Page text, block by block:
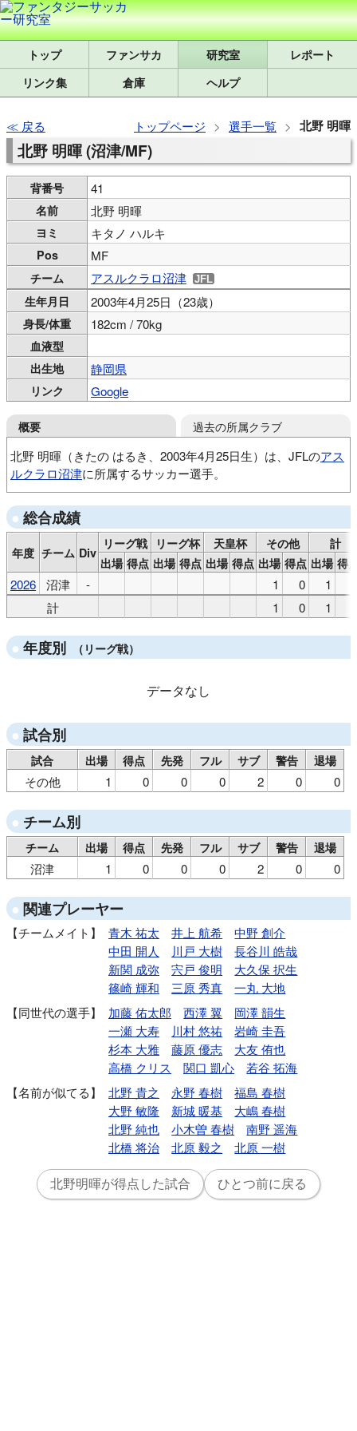
トップ 研究室
レポート
リンク集
倉庫 ヘルプ
戻る トップページ 選手一覧 北野 明暉
北野 明暉 (沼津/MF)
背番号 41
名前 北野 明暉
ヨミ キタノ ハルキ
Pos MF
チーム アスルクラロ沼津
生年月日 2003年4月25日（23歳）
身長/体重 182cm / 70kg
血液型
出生地
静岡県
リンク Google
概要
北野 明暉（きたの はるき、2003年4月25日生）は、JFLのアス
ルクラロ沼津に所属するサッカー選手。
過去の所属クラブ
山梨学院大
総合成績
年度 チーム Div
リーグ戦 リーグ杯 天皇杯 その他
計
出場 得点 出場 得点 出場 得点 出場 得点 出場 得
2026 沼津 - 1 0 1
計
1 0 1
年度別 （リーグ戦）
データなし
試合別
試合 出場 得点 先発 フル サブ 警告 退場
その他 1 0 0 0 2 0 0
チーム別
チーム 出場 得点 先発 フル サブ 警告 退場
沼津 1 0 0 0 2 0 0
関連プレーヤー
チームメイト 青木 祐太 井上 航希
中野 創介
中田 開人
川戸 大樹
長谷川 皓哉
新関 成弥
宍戸 俊明
大久保 択生
篠崎 輝和
三原 秀真
一丸 大地
同世代の選手
加藤 佑太郎 西澤 翼
岡澤 韻生
一瀬 大寿
川村 悠祐
岩崎 圭吾
杉本 大雅
藤原 優志
大友 侑也
高橋 クリス
関口 凱心
若谷 拓海
名前が似てる
北野 貴之 永野 春樹
福島 春樹
大野 敏隆
新城 暖基
大嶋 春樹
北野 純也
小木曽 春樹
南野 遥海
北橋 将治
北原 毅之 北原 一樹
北野明暉が得点した試合 ひとつ前に戻る